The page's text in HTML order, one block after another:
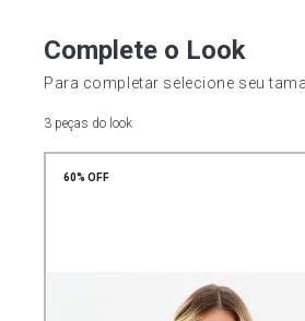
Complete o Look
Para completar selecione seu
3 peças do look
60% OFF